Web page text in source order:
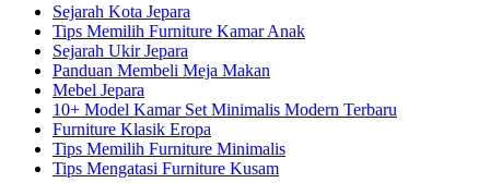
Sejarah Kota Jepara
Tips Memilih Furniture Kamar Anak
Sejarah Ukir Jepara
Panduan Membeli Meja Makan
Mebel Jepara
10+ Model Kamar Set Minimalis Modern Terbaru
Furniture Klasik Eropa
Tips Memilih Furniture Minimalis
Tips Mengatasi Furniture Kusam